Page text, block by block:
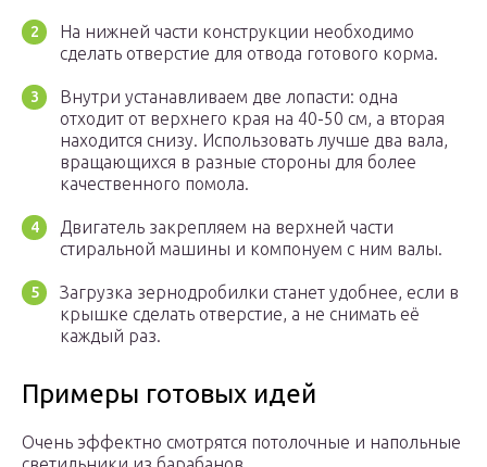
На нижней части конструкции необходимо
сделать отверстие для отвода готового корма.
Внутри устанавливаем две лопасти: одна
отходит от верхнего края на 40-50 см, а вторая
находится снизу. Использовать лучше два вала,
вращающихся в разные стороны для более
качественного помола.
Двигатель закрепляем на верхней части
стиральной машины и компонуем с ним валы.
Загрузка зернодробилки станет удобнее, если в
крышке сделать отверстие, а не снимать её
каждый раз.
Примеры готовых идей
Очень эффектно смотрятся потолочные и напольные